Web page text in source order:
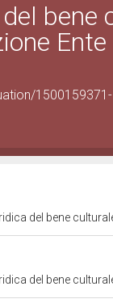
bene
del bene
del bene